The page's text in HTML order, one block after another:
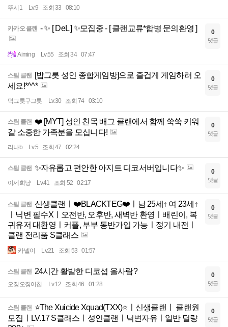
뚜시1 Lv.9 조회 33 08:10
카카오 클랜 - ✨ [ DeL ] ✨모집중 - [ 클랜교류*합병 문의환영 ]
Aiming Lv.55 조회 34 07:47
0
댓글
스팀 클랜 [밥그릇 성인 종합게임방]으로 즐겁게 게임하러 오
세요!*^^*
덕그릇구그릇 Lv.30 조회 74 03:10
0
댓글
스팀 클랜 ❤️ [MYT] 성인 친목 배그 클랜에서 함께 쑥쑥 키워
갈 소중한 가족분을 모십니다!
리나b Lv.5 조회 47 02:24
0
댓글
스팀 클랜 ✨자유롭고 편안한 아지트 디코서버입니다✨
이세희냥 Lv.41 조회 52 02:17
0
댓글
스팀 클랜 신생클랜ㅣ❤️BLACKTEG❤️ㅣ남 25세↑ 여 23세↑
ㅣ닉변 필수Xㅣ오전반, 오후반, 새벽반 환영ㅣ배린이, 복
귀유저 대환영ㅣ커플, 부부 동반가입 가능ㅣ정기 내전ㅣ
클랜 전리품 S클래스
카넬이 Lv.21 조회 53 01:57
0
댓글
스팀 클랜 24시간 활발한 디코섭 올사람?
오징오징어칩 Lv.12 조회 46 01:28
0
댓글
스팀 클랜 ⭐The Xuicide Xquad(TXX)⭐ㅣ신생클랜ㅣ 클랜원
모집ㅣLV.17 S클래스ㅣ성인클랜ㅣ닉변자유ㅣ일반 딜량
0
댓글